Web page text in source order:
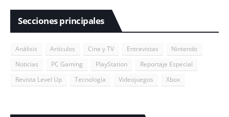
Secciones principales
Análisis Artículos Cine y TV Entrevistas
Nintendo
Noticias
PC Gaming PlayStation
Reportaje Especial
Revista Level Up
Tecnología Videojuegos Xbox